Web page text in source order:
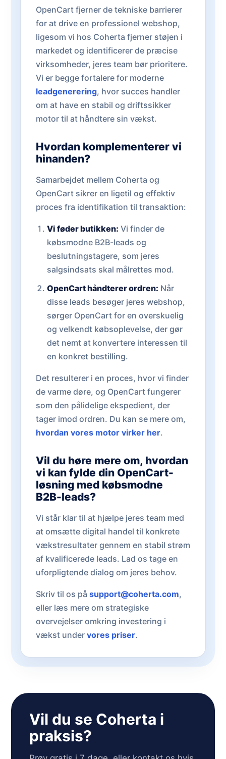
OpenCart fjerner de tekniske barrierer
for at drive en professionel webshop,
ligesom vi hos Coherta fjerner støjen i
markedet og identificerer de præcise
virksomheder, jeres team bør prioritere.
Vi er begge fortalere for moderne
leadgenerering, hvor succes handler
om at have en stabil og driftssikker
motor til at håndtere sin vækst.
Hvordan komplementerer vi
hinanden?
Samarbejdet mellem Coherta og
OpenCart sikrer en ligetil og effektiv
proces fra identifikation til transaktion:
Vi føder butikken: Vi finder de
købsmodne B2B-leads og
beslutningstagere, som jeres
salgsindsats skal målrettes mod.
OpenCart håndterer ordren: Når
disse leads besøger jeres webshop,
sørger OpenCart for en overskuelig
og velkendt købsoplevelse, der gør
det nemt at konvertere interessen til
en konkret bestilling.
Det resulterer i en proces, hvor vi finder
de varme døre, og OpenCart fungerer
som den pålidelige ekspedient, der
tager imod ordren. Du kan se mere om,
hvordan vores motor virker her.
Vil du høre mere om, hvordan
vi kan fylde din OpenCart-
løsning med købsmodne
B2B-leads?
Vi står klar til at hjælpe jeres team med
at omsætte digital handel til konkrete
vækstresultater gennem en stabil strøm
af kvalificerede leads. Lad os tage en
uforpligtende dialog om jeres behov.
Skriv til os på support@coherta.com,
eller læs mere om strategiske
overvejelser omkring investering i
vækst under vores priser.
Vil du se Coherta i
praksis?